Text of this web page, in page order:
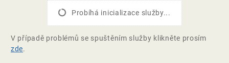
Probíhá inicializace služby...
V případě problémů se spuštěním služby klikněte prosím
zde.